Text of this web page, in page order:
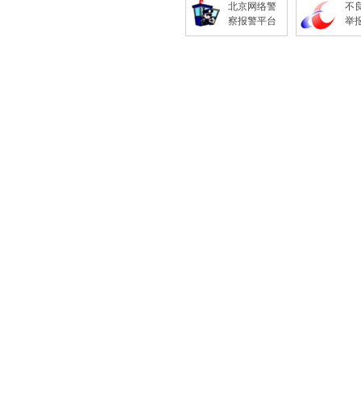
北京网络警
察报警平台
不
举